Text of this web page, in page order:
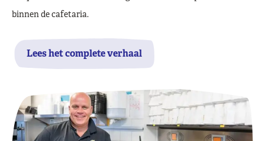
binnen de cafetaria.
Lees het complete verhaal